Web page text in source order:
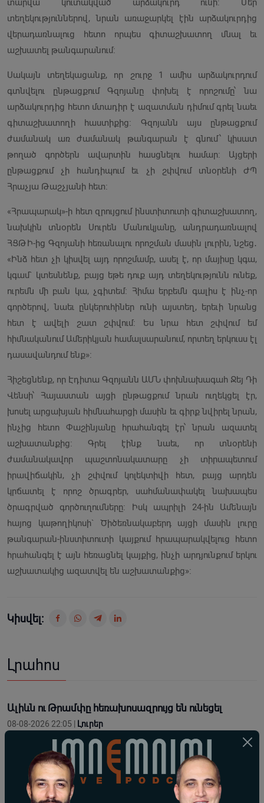
տարվա կուտակված արձակուրդ ունի: Մեր
տեղեկություններով, նրան առաջարկել էին արձակուրդից
վերադառնալուց հետո որպես գիտաշխատող մնալ եւ
աշխատել թանգարանում։
Սակայն տեղեկացանք, որ շուրջ 1 ամիս արձակուրդում
գտնվելու ընթացքում Գզոյանը փոխել է որոշումը՝ նա
արձակուրդից հետո մտադիր է ազատման դիմում գրել նաեւ
գիտաշխատողի հաստիքից։ Գզոյանն այս ընթացքում
ժամանակ առ ժամանակ թանգարան է գնում՝ կիսատ
թողած գործերն ավարտին հասցնելու համար։ Այցերի
ընթացքում չի հանդիպում եւ չի շփվում տնօրենի ԺՊ
Հրաչյա Թաշչյանի հետ։
«Հրապարակ»-ի հետ զրույցում ինստիտուտի գիտաշխատող,
նախկին տնօրեն Սուրեն Մանուկյանը, անդրադառնալով
ՀՑԹԻ-ից Գզոյանի հեռանալու որոշման մասին լուրին, նշեց․
«Ինձ հետ չի կիսվել այդ որոշմամբ, ասել է, որ մայիսը կգա,
կգամ` կտեսնենք, բայց եթե դուք այդ տեղեկությունն ունեք,
ուրեմն մի բան կա, չգիտեմ։ Հիմա երբեմն գալիս է ինչ-որ
գործերով, նաեւ ընկերուհիներ ունի այստեղ, երեւի նրանց
հետ է ավելի շատ շփվում։ Ես նրա հետ շփվում եմ
հիմնականում Ամերիկյան համալսարանում, որտեղ երկուսս էլ
դասավանդում ենք»։
Հիշեցնենք, որ Էդիտա Գզոյանն ԱՄՆ փոխնախագահ Ջեյ Դի
Վենսի՝ Հայաստան այցի ընթացքում նրան ուղեկցել էր,
խոսել արցախյան հիմնահարցի մասին եւ գիրք նվիրել նրան,
ինչից հետո Փաշինյանը հրահանգել էր՝ նրան ազատել
աշխատանքից։ Գրել էինք նաեւ, որ տնօրենի
ժամանակավոր պաշտոնակատարը չի տիրապետում
իրավիճակին, չի շփվում կոլեկտիվի հետ, բայց արդեն
կրճատել է որոշ ծրագրեր, սահմանափակել նախապես
ծրագրված գործուղումները: Իսկ ապրիլի 24-ին Ամենայն
հայոց կաթողիկոսի` Ծիծեռնակաբերդ այցի մասին լուրը
թանգարան-ինստիտուտի կայքում հրապարակվելուց հետո
հրահանգել է այն հեռացնել կայքից, ինչի արդյունքում երկու
աշխատակից ազատվել են աշխատանքից»։
Կիսվել:
Լրահոս
Ալիևն ու Թրամփը հեռախոսազրույց են ունեցել
08-08-2026 22:05 | Լուրեր
Իրանն ու Օմանը մոտ են Հորմուզի նեղուցի
վերաբերյալ համաձայնության հասնելուն. Արաղչի
08-08-2026 21:16 | Լուրեր